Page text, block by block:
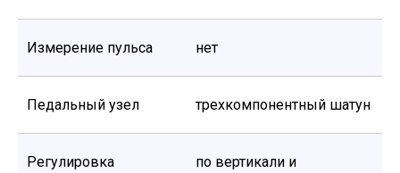
Измерение пульса нет
Педальный узел трехкомпонентный шатун
Регулировка
по вертикали и